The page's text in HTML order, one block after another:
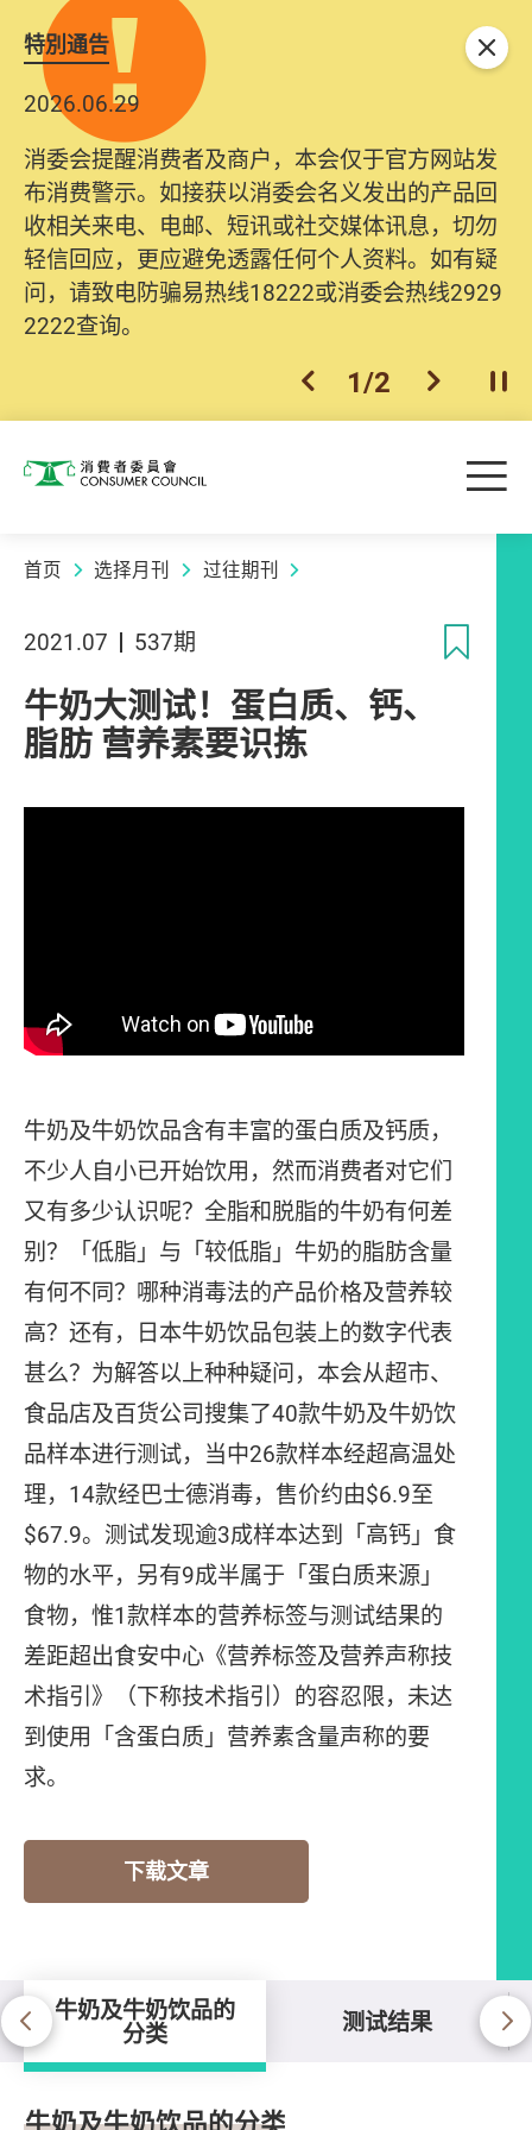
特別通告
2026.06.29
消委会提醒消费者及商户，本会仅于官方网站发
布消费警示。如接获以消委会名义发出的产品回
收相关来电、电邮、短讯或社交媒体讯息，切勿
轻信回应，更应避免透露任何个人资料。如有疑
问，请致电防骗易热线18222或消委会热线2929
2222查询。
上一个
1/2 下一个开
关闭
消费者委员会 目
首页 选择月刊 过往期刊
2021.07 537期
牛奶大测试！蛋白质、钙、
脂肪 营养素要识拣
牛奶及牛奶饮品含有丰富的蛋白质及钙质，
不少人自小已开始饮用，然而消费者对它们
又有多少认识呢？全脂和脱脂的牛奶有何差
别？「低脂」与「较低脂」牛奶的脂肪含量
有何不同？哪种消毒法的产品价格及营养较
高？还有，日本牛奶饮品包装上的数字代表
甚么？为解答以上种种疑问，本会从超市、
食品店及百货公司搜集了40款牛奶及牛奶饮
品样本进行测试，当中26款样本经超高温处
理，14款经巴士德消毒，售价约由$6.9至
$67.9。测试发现逾3成样本达到「高钙」食
物的水平，另有9成半属于「蛋白质来源」
食物，惟1款样本的营养标签与测试结果的
差距超出食安中心《营养标签及营养声称技
术指引》（下称技术指引）的容忍限，未达
到使用「含蛋白质」营养素含量声称的要
求。
下载文章
牛奶及牛奶饮品的
分类 测试结果
牛奶及牛奶饮品的分类
牛奶及牛奶饮品的分类